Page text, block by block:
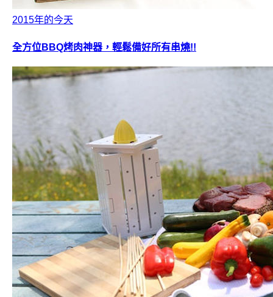
2015年的今天
全方位BBQ烤肉神器，輕鬆備好所有串燒!!